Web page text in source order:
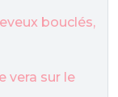
bouclés,
vera sur le